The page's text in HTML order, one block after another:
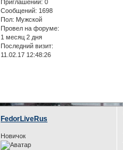
Приглашений: 0
Сообщений: 1698
Пол: Мужской
Провел на форуме:
1 месяц 2 дня
Последний визит:
11.02.17 12:48:26
FedorLiveRus
Новичок